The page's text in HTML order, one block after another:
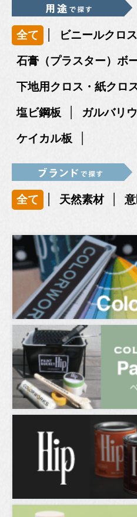
全て | ビニールクロス
石膏（プラスター）ボ
下地用クロス・紙クロ
塩ビ鋼板 | ガルバリ
ケイカル板 |
全て | 天然素材 |